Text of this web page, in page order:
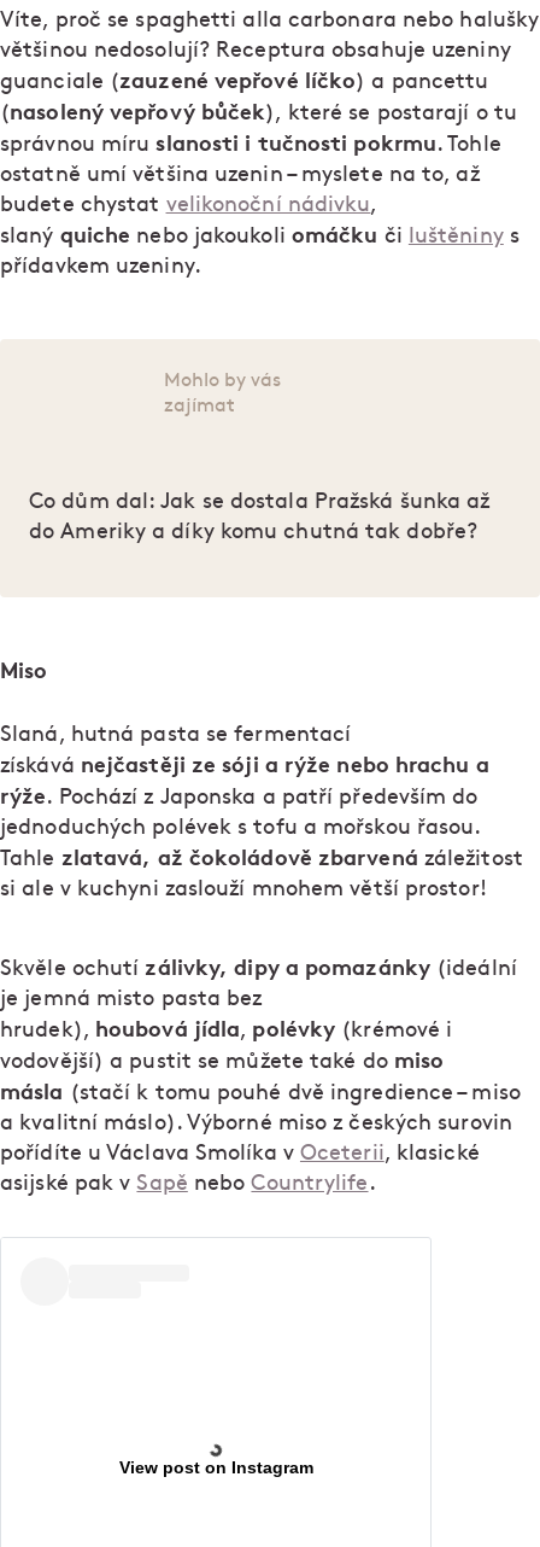
Víte, proč se spaghetti alla carbonara nebo halušky
většinou nedosolují? Receptura obsahuje uzeniny
guanciale (zauzené vepřové líčko) a pancettu
(nasolený vepřový bůček), které se postarají o tu
správnou míruslanosti i tučnosti pokrmu. Tohle
ostatně umí většina uzenin – myslete na to, až
budete chystat velikonoční nádivku,
slaný quiche nebo jakoukoli omáčku či luštěninys
přídavkem uzeniny.
Mohlo by vás
zajímat
Co dům dal: Jak se dostala Pražská šunka až
do Ameriky a díky komu chutná tak dobře?
Miso
Slaná, hutná pasta se fermentací
získává nejčastěji ze sóji a rýže nebo hrachu a
rýže. Pochází z Japonska a patří především do
jednoduchých polévek s tofu a mořskou řasou.
Tahle zlatavá, až čokoládově zbarvená záležitost
si ale v kuchyni zaslouží mnohem větší prostor!
Skvěle ochutí zálivky, dipy a pomazánky(ideální
je jemná misto pasta bez
hrudek), houbová jídla, polévky (krémové i
vodovější) a pustit se můžete také do miso
másla (stačí k tomu pouhé dvě ingredience – miso
a kvalitní máslo). Výborné miso z českých surovin
pořídíte u Václava Smolíka v Oceterii, klasické
asijské pak vSapě neboCountrylife .
View post on Instagram